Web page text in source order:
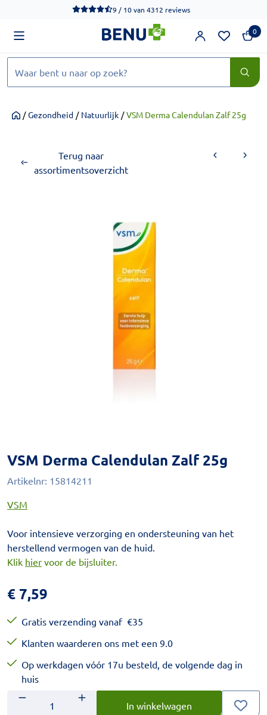
We werken momenteel hard aan het verbeteren van de
9 / 10van 4312 reviews
0
Home
/ Gezondheid / Natuurlijk / VSM Derma Calendulan Zalf 25g
Terug naar
assortimentsoverzicht
VSM Derma Calendulan Zalf 25g
Artikelnr: 15814211
VSM
Voor intensieve verzorging en ondersteuning van het
herstellend vermogen van de huid.
Klik hier voor de bijsluiter.
€ 7,59
Gratis verzending vanaf €35
Klanten waarderen ons met een 9.0
Op werkdagen vóór 17u besteld, de volgende dag in
huis
Aantal
Voer het gewenste aantal in.
In winkelwagen